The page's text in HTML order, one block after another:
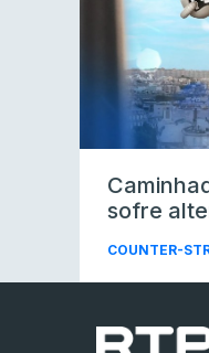
sofre
COUNTER-